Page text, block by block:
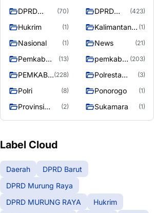
DPRD
Raya
(70)
DPRD
RAYA
(423)
Hukrim (1)
Kalimantan
(1)
Nasional (1) News (21)
Pemkab
(13)
pemkab
raya
(203)
PEMKAB
RAYA
(228)
Polresta
Raya
(3)
Polri (8) Ponorogo (1)
Provinsi
(2) Sukamara (1)
Label Cloud
Daerah
DPRD Barut
DPRD Murung Raya
DPRD MURUNG RAYA
Hukrim